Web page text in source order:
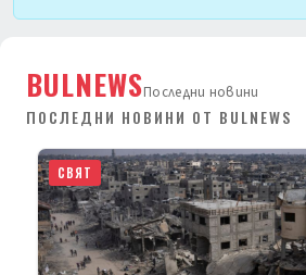
BULNEWSПоследни новини
ПОСЛЕДНИ НОВИНИ ОТ BULNEWS
СВЯТ